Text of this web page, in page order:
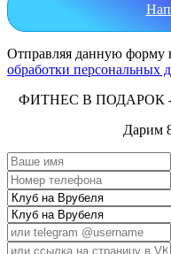
Отправляя данную форму
обработки персональных
ФИТНЕС В
Дарим